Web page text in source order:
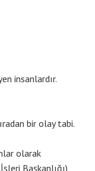
insanlardır.
bir olay tabi.
olarak
Başkanlığı)